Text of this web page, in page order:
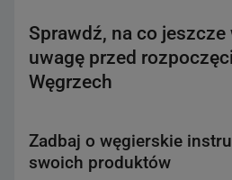
Sprawdź, na co
uwagę przed
Węgrzech
Zadbaj o węgierskie
swoich produktów